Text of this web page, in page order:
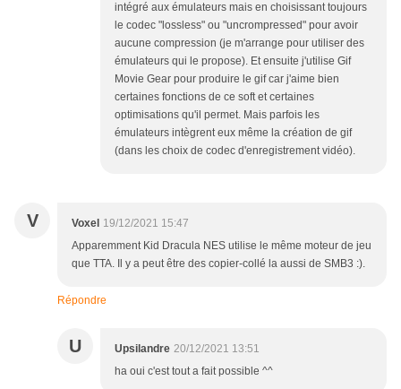
intégré aux émulateurs mais en choisissant toujours
le codec "lossless" ou "uncrompressed" pour avoir
aucune compression (je m'arrange pour utiliser des
émulateurs qui le propose). Et ensuite j'utilise Gif
Movie Gear pour produire le gif car j'aime bien
certaines fonctions de ce soft et certaines
optimisations qu'il permet. Mais parfois les
émulateurs intègrent eux même la création de gif
(dans les choix de codec d'enregistrement vidéo).
V Voxel 19/12/2021 15:47
Apparemment Kid Dracula NES utilise le même moteur de jeu
que TTA. Il y a peut être des copier-collé la aussi de SMB3 :).
Répondre
U Upsilandre 20/12/2021 13:51
ha oui c'est tout a fait possible ^^